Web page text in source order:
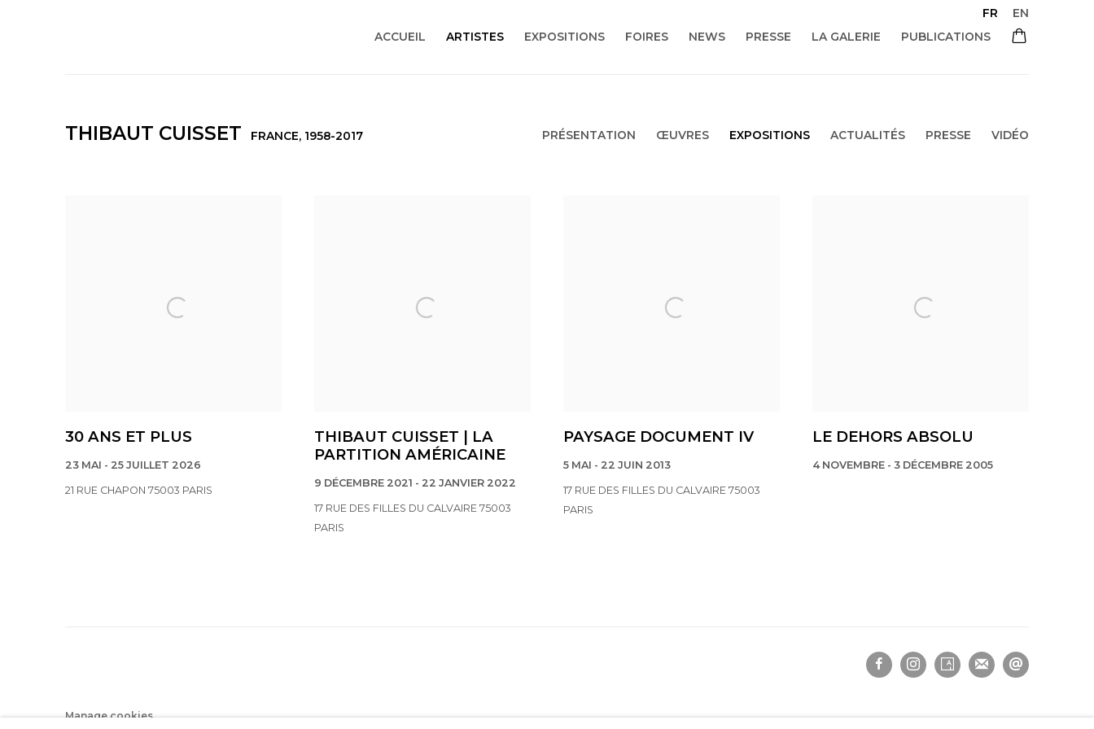
ACCUEIL ARTISTES EXPOSITIONS FOIRES NEWS PRESSE LA GALERIE PUBLICATIONS
FR EN
THIBAUT CUISSET FRANCE, 1958-2017 PRÉSENTATION ŒUVRES EXPOSITIONS ACTUALITÉS PRESSE VIDÉO
30 ANS ET PLUS
23 MAI - 25 JUILLET 2026
21 RUE CHAPON 75003 PARIS
THIBAUT CUISSET | LA
PARTITION AMÉRICAINE
9 DÉCEMBRE 2021 - 22 JANVIER 2022
17 RUE DES FILLES DU CALVAIRE 75003
PARIS
PAYSAGE DOCUMENT IV
5 MAI - 22 JUIN 2013
17 RUE DES FILLES DU CALVAIRE 75003
PARIS
LE DEHORS ABSOLU
4 NOVEMBRE - 3 DÉCEMBRE 2005
Manage cookies